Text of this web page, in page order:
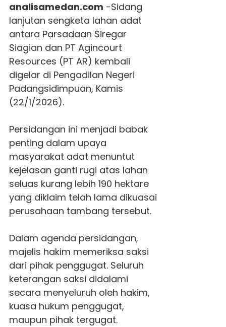
analisamedan.com -Sidang
lanjutan sengketa lahan adat
antara Parsadaan Siregar
Siagian dan PT Agincourt
Resources (PT AR) kembali
digelar di Pengadilan Negeri
Padangsidimpuan, Kamis
(22/1/2026).
Persidangan ini menjadi babak
penting dalam upaya
masyarakat adat menuntut
kejelasan ganti rugi atas lahan
seluas kurang lebih 190 hektare
yang diklaim telah lama dikuasai
perusahaan tambang tersebut.
Dalam agenda persidangan,
majelis hakim memeriksa saksi
dari pihak penggugat. Seluruh
keterangan saksi didalami
secara menyeluruh oleh hakim,
kuasa hukum penggugat,
maupun pihak tergugat.